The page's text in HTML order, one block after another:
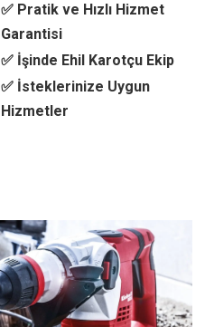
✅ Pratik ve Hızlı Hizmet
Garantisi
✅ İşinde Ehil Karotçu Ekip
✅ İsteklerinize Uygun
Hizmetler